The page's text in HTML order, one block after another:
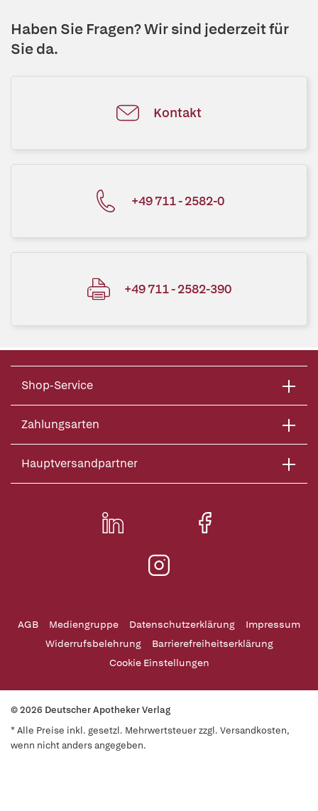
Haben Sie Fragen? Wir sind jederzeit für
Sie da.
Kontakt
+49 711 - 2582-0
+49 711 - 2582-390
Shop-Service
Zahlungsarten
Hauptversandpartner
AGB Mediengruppe Datenschutzerklärung
Impressum
Widerrufsbelehrung
Barrierefreiheitserklärung
Cookie Einstellungen
© 2026 Deutscher Apotheker Verlag
* Alle Preise inkl. gesetzl. Mehrwertsteuer zzgl. Versandkosten,
wenn nicht anders angegeben.